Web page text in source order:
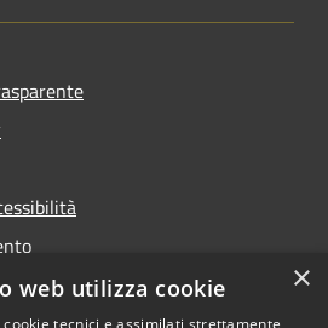
×
web utilizza cookie
tecnici e assimilati strettamente